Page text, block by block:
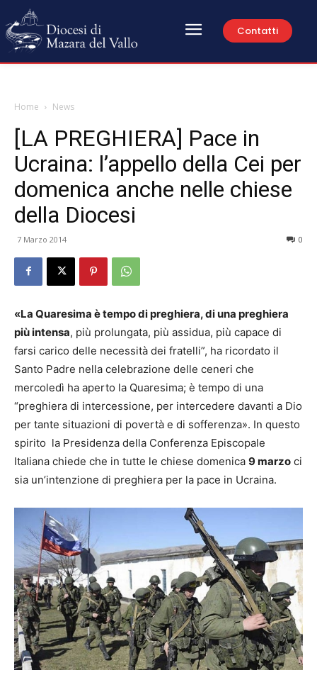
Contatti
Home News
[LA PREGHIERA] Pace in
Ucraina: l’appello della Cei per
domenica anche nelle chiese
della Diocesi
7 Marzo 2014 0
«La Quaresima è tempo di preghiera, di una preghiera
più intensa, più prolungata, più assidua, più capace di
farsi carico delle necessità dei fratelli”, ha ricordato il
Santo Padre nella celebrazione delle ceneri che
mercoledì ha aperto la Quaresima; è tempo di una
“preghiera di intercessione, per intercedere davanti a Dio
per tante situazioni di povertà e di sofferenza». In questo
spirito la Presidenza della Conferenza Episcopale
Italiana chiede che in tutte le chiese domenica 9 marzo ci
sia un’intenzione di preghiera per la pace in Ucraina.